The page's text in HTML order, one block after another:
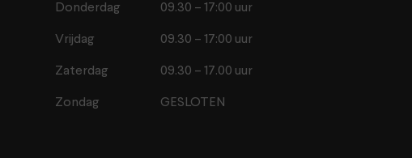
Donderdag 09.30 – 17:00 uur
Vrijdag 09.30 – 17:00 uur
Zaterdag 09.30 – 17.00 uur
Zondag GESLOTEN